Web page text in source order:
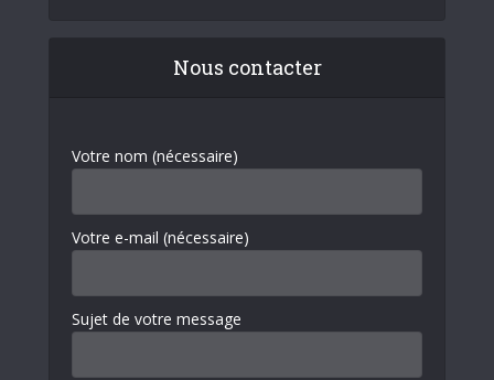
Nous contacter
Votre nom (nécessaire)
Votre e-mail (nécessaire)
Sujet de votre message